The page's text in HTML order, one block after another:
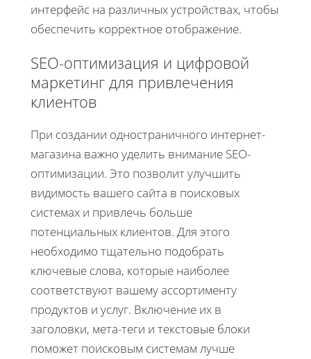
интерфейс на различных устройствах, чтобы
обеспечить корректное отображение.
SEO-оптимизация и цифровой
маркетинг для привлечения
клиентов
При создании одностраничного интернет-
магазина важно уделить внимание SEO-
оптимизации. Это позволит улучшить
видимость вашего сайта в поисковых
системах и привлечь больше
потенциальных клиентов. Для этого
необходимо тщательно подобрать
ключевые слова, которые наиболее
соответствуют вашему ассортименту
продуктов и услуг. Включение их в
заголовки, мета-теги и текстовые блоки
поможет поисковым системам лучше